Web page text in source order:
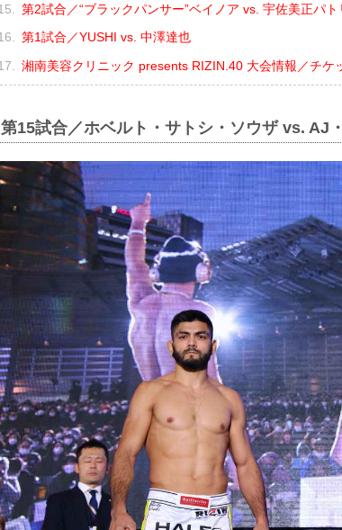
第2試合／“ブラックパンサー”ベイノア vs. 宇佐美正パト
第1試合／YUSHI vs. 中澤達也
湘南美容クリニック presents RIZIN.40 大会情報／チケ
第15試合／ホベルト・サトシ・ソウザ vs. AJ